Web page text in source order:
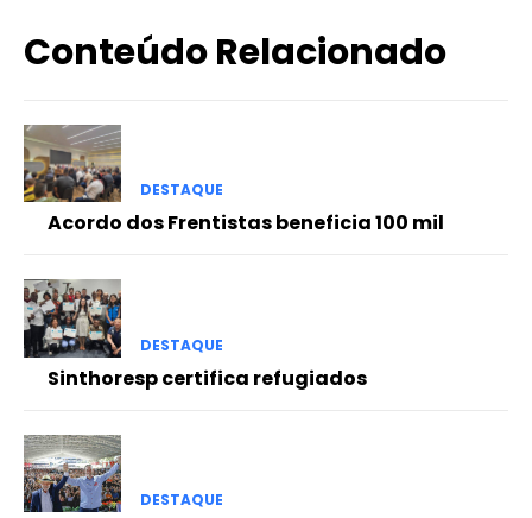
Conteúdo Relacionado
DESTAQUE
Acordo dos Frentistas beneficia 100 mil
DESTAQUE
Sinthoresp certifica refugiados
DESTAQUE